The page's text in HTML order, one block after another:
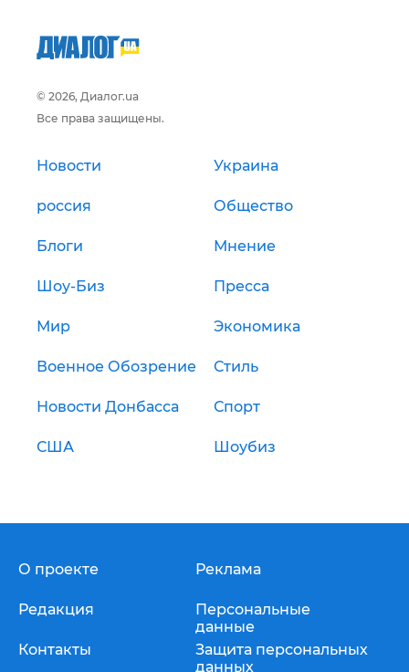
© 2026, Диалог.ua
Все права защищены.
Новости Украина
россия Общество
Блоги Мнение
Шоу-Биз Пресса
Мир Экономика
Военное Обозрение Стиль
Новости Донбасса Спорт
США Шоубиз
О проекте
Редакция
Контакты
Реклама
Персональные
данные
Защита персональных
данных